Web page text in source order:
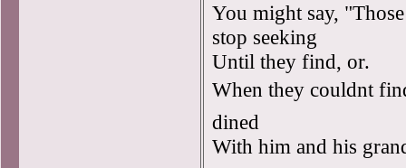
You might say,
stop seeking
Until they find, or.
When they couldnt
dined
With him and his